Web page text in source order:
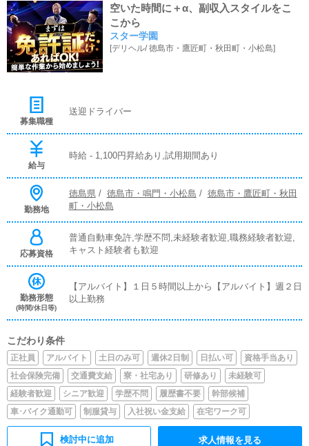
空いた時間に＋α、副収入スタイルをこ
こから
スター学園
[デリヘル/徳島市・鷹匠町・秋田町・小松島]
募集職種
送迎ドライバー
給与
時給 - 1,100円昇給あり,試用期間あり
勤務地
徳島県/ 徳島市・鳴門・小松島 / 徳島市・鷹匠町・秋田
町・小松島
応募資格
普通自動車免許,学歴不問,未経験者歓迎,職務経験者歓迎,
キャスト経験者も歓迎
勤務形態
(時間/休日等)
【アルバイト】１日５時間以上から【アルバイト】週２日
以上勤務
こだわり条件
正社員 アルバイト 土日のみ可 週休2日制 日払い可
資格手当あり
社会保険完備
交通費支給 寮・社宅あり 研修あり
未経験可
経験者歓迎
シニア歓迎 学歴不問 履歴書不要
幹部候補
車･バイク通勤可
制服貸与 入社祝い金支給 在宅ワーク可
検討中に追加 求人情報を見る